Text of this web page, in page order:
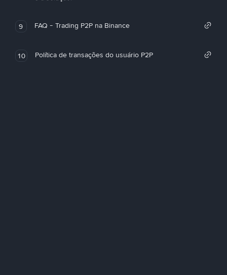
9 FAQ - Trading P2P na Binance
10 Política de transações do usuário P2P